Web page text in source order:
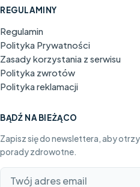
REGULAMINY
Regulamin
Polityka Prywatności
Zasady korzystania z serwisu
Polityka zwrotów
Polityka reklamacji
BĄDŹ NA BIEŻĄCO
Zapisz się do newslettera, aby
porady zdrowotne.